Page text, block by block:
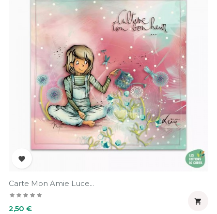

Carte Mon Amie Luce...
Prix
2,50 €
